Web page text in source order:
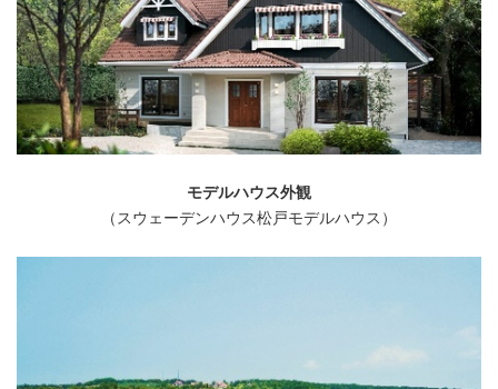
モデルハウス外観
（スウェーデンハウス松戸モデルハウス）